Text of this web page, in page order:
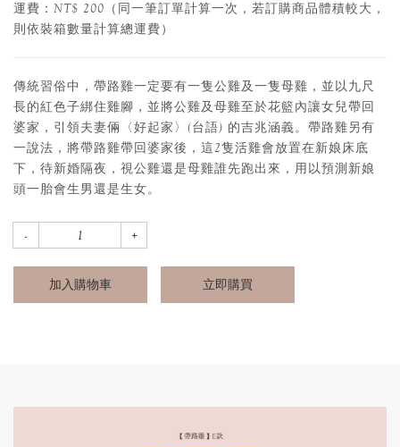
運費：NT$ 200（同一筆訂單計算一次，若訂購商品體積較大，
則依裝箱數量計算總運費）
傳統習俗中，帶路雞一定要有一隻公雞及一隻母雞，並以九尺
長的紅色子綁住雞腳，並將公雞及母雞至於花籃內讓女兒帶回
婆家，引領夫妻倆〈好起家〉(台語) 的吉兆涵義。帶路雞另有
一說法，將帶路雞帶回婆家後，這2隻活雞會放置在新娘床底
下，待新婚隔夜，視公雞還是母雞誰先跑出來，用以預測新娘
頭一胎會生男還是生女。
加入購物車 立即購買